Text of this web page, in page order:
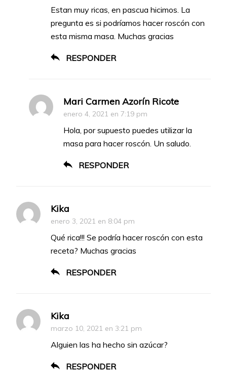
Estan muy ricas, en pascua hicimos. La
pregunta es si podríamos hacer roscón con
esta misma masa. Muchas gracias
RESPONDER
Mari Carmen Azorín Ricote
enero 4, 2021 en 7:19 pm
Hola, por supuesto puedes utilizar la
masa para hacer roscón. Un saludo.
RESPONDER
Kika
enero 3, 2021 en 8:04 pm
Qué rica!!! Se podría hacer roscón con esta
receta? Muchas gracias
RESPONDER
Kika
marzo 10, 2021 en 3:21 pm
Alguien las ha hecho sin azúcar?
RESPONDER